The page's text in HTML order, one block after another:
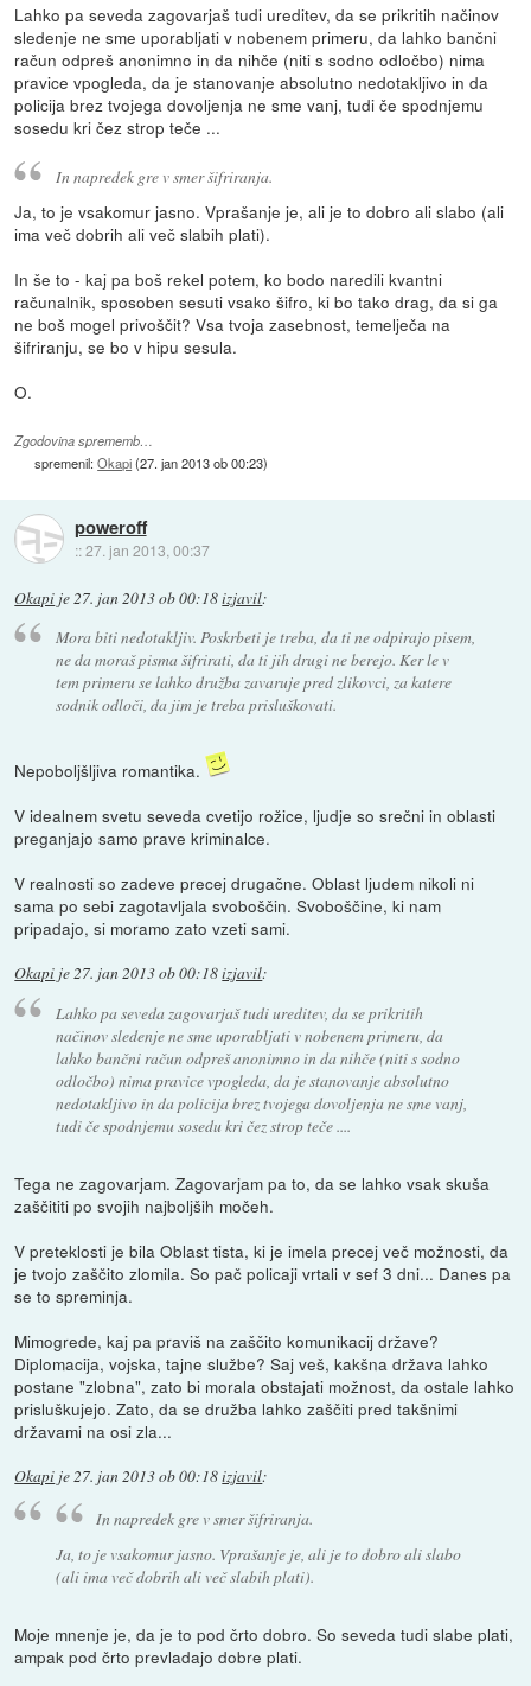
Lahko pa seveda zagovarjaš tudi ureditev, da se prikritih načinov
sledenje ne sme uporabljati v nobenem primeru, da lahko bančni
račun odpreš anonimno in da nihče (niti s sodno odločbo) nima
pravice vpogleda, da je stanovanje absolutno nedotakljivo in da
policija brez tvojega dovoljenja ne sme vanj, tudi če spodnjemu
sosedu kri čez strop teče ...
In napredek gre v smer šifriranja.
Ja, to je vsakomur jasno. Vprašanje je, ali je to dobro ali slabo (ali
ima več dobrih ali več slabih plati).
In še to - kaj pa boš rekel potem, ko bodo naredili kvantni
računalnik, sposoben sesuti vsako šifro, ki bo tako drag, da si ga
ne boš mogel privoščit? Vsa tvoja zasebnost, temelječa na
šifriranju, se bo v hipu sesula.
O.
Zgodovina sprememb…
spremenil:Okapi(27. jan 2013 ob 00:23)
poweroff
::27. jan 2013, 00:37
Okapi je27. jan 2013 ob 00:18izjavil:
Mora biti nedotakljiv. Poskrbeti je treba, da ti ne odpirajo pisem,
ne da moraš pisma šifrirati, da ti jih drugi ne berejo. Ker le v
tem primeru se lahko družba zavaruje pred zlikovci, za katere
sodnik odloči, da jim je treba prisluškovati.
Nepoboljšljiva romantika.
V idealnem svetu seveda cvetijo rožice, ljudje so srečni in oblasti
preganjajo samo prave kriminalce.
V realnosti so zadeve precej drugačne. Oblast ljudem nikoli ni
sama po sebi zagotavljala svoboščin. Svoboščine, ki nam
pripadajo, si moramo zato vzeti sami.
Okapi je27. jan 2013 ob 00:18izjavil:
Lahko pa seveda zagovarjaš tudi ureditev, da se prikritih
načinov sledenje ne sme uporabljati v nobenem primeru, da
lahko bančni račun odpreš anonimno in da nihče (niti s sodno
odločbo) nima pravice vpogleda, da je stanovanje absolutno
nedotakljivo in da policija brez tvojega dovoljenja ne sme vanj,
tudi če spodnjemu sosedu kri čez strop teče ....
Tega ne zagovarjam. Zagovarjam pa to, da se lahko vsak skuša
zaščititi po svojih najboljših močeh.
V preteklosti je bila Oblast tista, ki je imela precej več možnosti, da
je tvojo zaščito zlomila. So pač policaji vrtali v sef 3 dni... Danes pa
se to spreminja.
Mimogrede, kaj pa praviš na zaščito komunikacij države?
Diplomacija, vojska, tajne službe? Saj veš, kakšna država lahko
postane "zlobna", zato bi morala obstajati možnost, da ostale lahko
prisluškujejo. Zato, da se družba lahko zaščiti pred takšnimi
državami na osi zla...
Okapi je27. jan 2013 ob 00:18izjavil:
In napredek gre v smer šifriranja.
Ja, to je vsakomur jasno. Vprašanje je, ali je to dobro ali slabo
(ali ima več dobrih ali več slabih plati).
Moje mnenje je, da je to pod črto dobro. So seveda tudi slabe plati,
ampak pod črto prevladajo dobre plati.